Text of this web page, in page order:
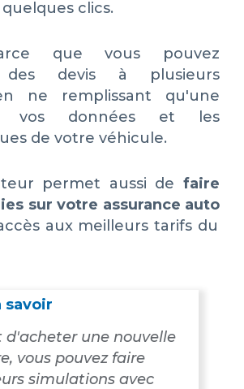
clics.
que vous pouvez
des devis à plusieurs
ne remplissant qu'une
vos données et les
de votre véhicule.
permet aussi de faire
sur votre assurance auto
aux meilleurs tarifs du
savoir
d'acheter une nouvelle
vous pouvez faire
simulations avec